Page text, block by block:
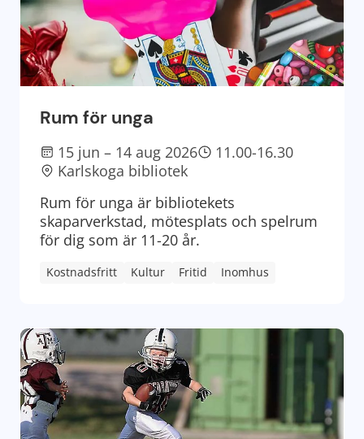
Rum för unga
15 jun – 14 aug 2026
11.00-16.30
Karlskoga bibliotek
Rum för unga är bibliotekets
skaparverkstad, mötesplats och spelrum
för dig som är 11-20 år.
Kostnadsfritt Kultur Fritid Inomhus